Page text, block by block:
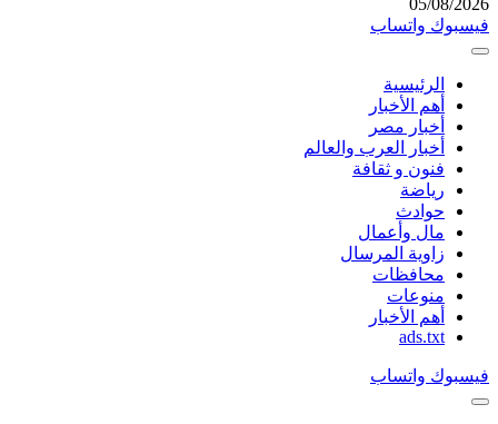
05/08/2026
فيسبوك واتساب
الرئيسية
أهم الأخبار
أخبار مصر
أخبار العرب والعالم
فنون و ثقافة
رياضة
حوادث
مال وأعمال
زاوية المرسال
محافظات
منوعات
أهم الأخبار
ads.txt
فيسبوك واتساب